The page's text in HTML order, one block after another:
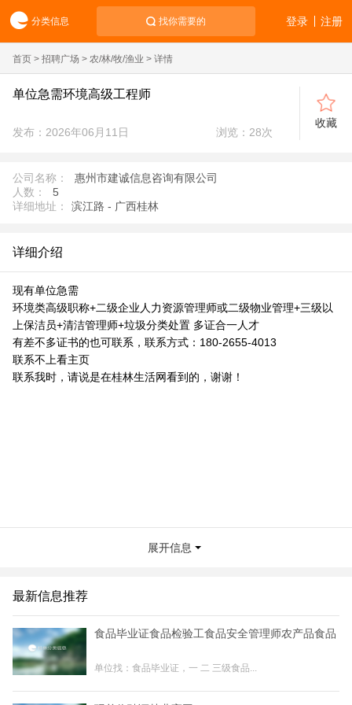
分类信息 找你需要的 注册
登录
首页 > 招聘广场 > 农/林/牧/渔业 > 详情
单位急需环境高级工程师
发布：2026年06月11日 浏览： 28次
收藏
公司名称：
惠州市建诚信息咨询有限公司
人数：
5
详细地址：
滨江路 - 广西桂林
详细介绍
现有单位急需
环境类高级职称+二级企业人力资源管理师或二级物业管理+三级以
上保洁员+清洁管理师+垃圾分类处置 多证合一人才
有差不多证书的也可联系，联系方式：180-2655-4013
联系不上看主页
联系我时，请说是在桂林生活网看到的，谢谢！
展开信息
最新信息推荐
食品毕业证食品检验工食品安全管理师农产品食品
单位找：食品毕业证，一 二 三级食品...